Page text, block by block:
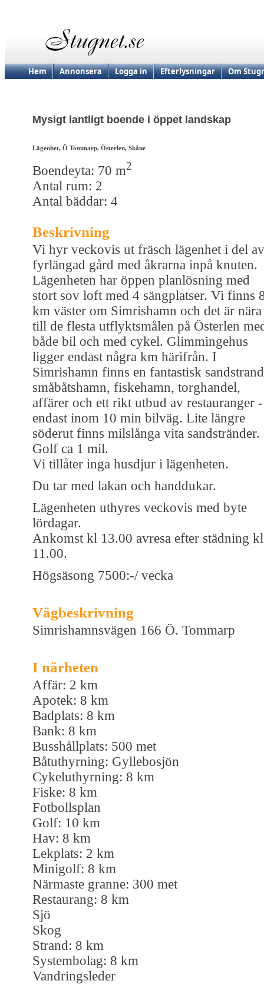
Hem Annonsera Logga in Efterlysningar Om
Mysigt lantligt boende i öppet landskap
Lägenhet, Ö Tommarp, Österlen, Skåne
Boendeyta: 70 m2
Antal rum: 2
Antal bäddar: 4
Beskrivning
Vi hyr veckovis ut fräsch lägenhet i del av
fyrlängad gård med åkrarna inpå knuten.
Lägenheten har öppen planlösning med
stort sov loft med 4 sängplatser. Vi finns
km väster om Simrishamn och det är nära
till de flesta utflyktsmålen på Österlen
både bil och med cykel. Glimmingehus
ligger endast några km härifrån. I
Simrishamn finns en fantastisk
småbåtshamn, fiskehamn, torghandel,
affärer och ett rikt utbud av restauranger -
endast inom 10 min bilväg. Lite längre
söderut finns milslånga vita sandstränder.
Golf ca 1 mil.
Vi tillåter inga husdjur i lägenheten.
Du tar med lakan och handdukar.
Lägenheten uthyres veckovis med byte
lördagar.
Ankomst kl 13.00 avresa efter städning kl
11.00.
Högsäsong 7500:-/ vecka
Vägbeskrivning
Simrishamnsvägen 166 Ö. Tommarp
I närheten
Affär: 2 km
Apotek: 8 km
Badplats: 8 km
Bank: 8 km
Busshållplats: 500 met
Båtuthyrning: Gyllebosjön
Cykeluthyrning: 8 km
Fiske: 8 km
Fotbollsplan
Golf: 10 km
Hav: 8 km
Lekplats: 2 km
Minigolf: 8 km
Närmaste granne: 300 met
Restaurang: 8 km
Sjö
Skog
Strand: 8 km
Systembolag: 8 km
Vandringsleder